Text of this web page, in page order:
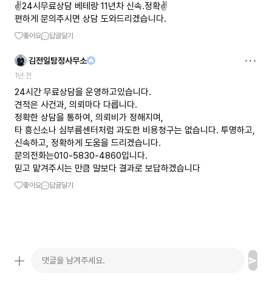
✌️24시무료상담 베테랑 11년차 신속.정확✌️
편하게 문의주시면 상담 도와드리겠습니다.
좋아요 답글달기
김전일탐정사무소
1년 전
24시간 무료상담을 운영하고있습니다.
견적은 사건과, 의뢰마다 다릅니다.
정확한 상담을 통하여, 의뢰비가 정해지며,
타 흥신소나 심부름센터처럼 과도한 비용청구는 없습니다. 투명하고,
신속하고, 정확하게 도움을 드리겠습니다.
문의전화는010-5830-4860입니다.
믿고 맡겨주시는 만큼 말보다 결과로 보답하겠습니다
좋아요 답글달기